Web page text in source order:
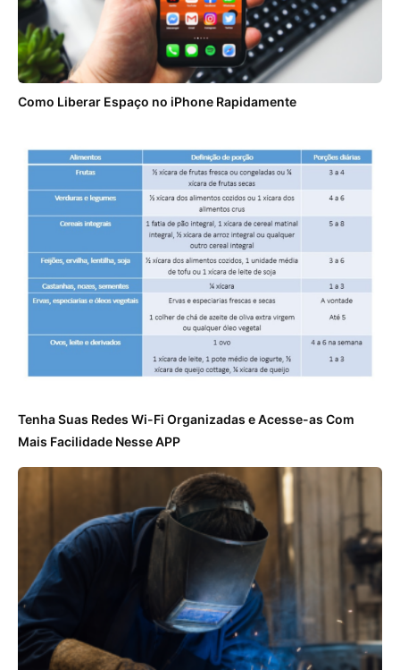
Como Liberar Espaço no iPhone Rapidamente
Tenha Suas Redes Wi-Fi Organizadas e Acesse-as Com
Mais Facilidade Nesse APP